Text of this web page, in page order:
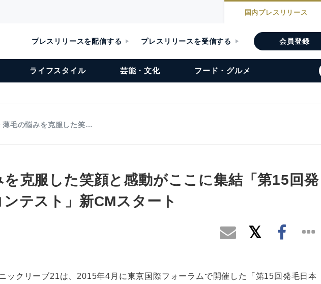
国内プレスリリース
プレスリリースを配信する プレスリリースを受信する 会員登録
ライフスタイル 芸能・文化 フード・グルメ
薄毛の悩みを克服した笑…
を克服した笑顔と感動がここに集結「第15回発
テスト」新CMスタート
ックリーブ21は、2015年4月に東京国際フォーラムで開催した「第15回発毛日本